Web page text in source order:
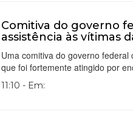
Comitiva do governo
assistência às vítimas
Uma comitiva do governo
que foi fortemente atingido por
11:10 - Em: